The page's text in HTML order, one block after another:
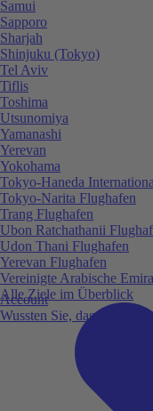
Account
Wussten Sie, dass Sie
Samui
Sapporo
Sharjah
Shinjuku (Tokyo)
Tel Aviv
Tiflis
Toshima
Utsunomiya
Yamanashi
Yerevan
Yokohama
Tokyo-Haneda
Tokyo-Narita Flughafen
Trang Flughafen
Ubon Ratchathanii
Udon Thani Flughafen
Yerevan Flughafen
Vereinigte Arabische
Alle Ziele im Überblick